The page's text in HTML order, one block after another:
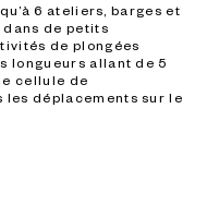
6 ateliers, barges et
de petits
de plongées
longueurs allant de 5
cellule de
déplacements sur le